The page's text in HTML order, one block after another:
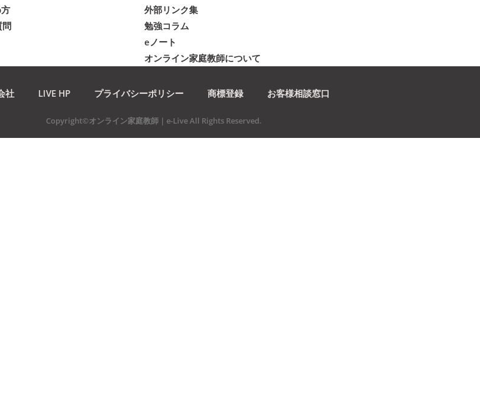
問
外部リンク集
勉強コラム
eノート
オンライン家庭教師について
社 LIVE HP プライバシーポリシー 商標登録 お客様相談窓口
Copyright©オンライン家庭教師 | e-Live All Rights Reserved.